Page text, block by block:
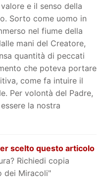
e il senso della
Sorto come uomo in
nel fiume della
mani del Creatore,
quantità di peccati
che poteva portare
come fa intuire il
Per volontà del Padre,
la nostra
scelto questo articolo
Richiedi copia
dei Miracoli"